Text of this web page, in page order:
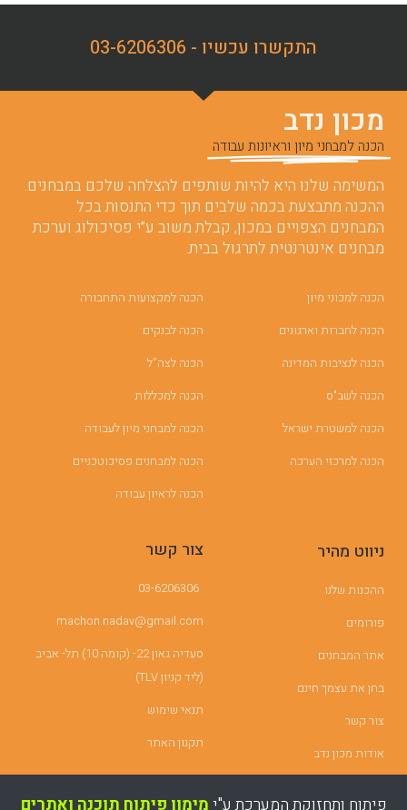
התקשרו עכשיו - 03-6206306
מכון נדב
הכנה למבחני מיון וראיונות עבודה
המשימה שלנו היא להיות שותפים להצלחה שלכם במבחנים.
ההכנה מתבצעת בכמה שלבים תוך כדי התנסות בכל
המבחנים הצפויים במכון, קבלת משוב ע”י פסיכולוג וערכת
מבחנים אינטרנטית לתרגול בבית.
הכנה למכוני מיון
הכנה לחברות וארגונים
הכנה לנציבות המדינה
הכנה לשב"ס
הכנה למשטרת ישראל
הכנה למרכזי הערכה
הכנה למקצועות התחבורה
הכנה לבנקים
הכנה לצה”ל
הכנה למכללות
הכנה למבחני מיון לעבודה
הכנה למבחנים פסיכוטכניים
הכנה לראיון עבודה
ניווט מהיר
ההכנות שלנו
פורומים
אתר המבחנים
בחן את עצמך חינם
צור קשר
אודות מכון נדב
צור קשר
03-6206306
machon.nadav@gmail.com
סעדיה גאון 22- (קומה 10) תל- אביב
(ליד קניון TLV)
תנאי שימוש
תקנון האתר
פיתוח ותחזוקת המערכת ע"ימימון פיתוח תוכנה ואתרים